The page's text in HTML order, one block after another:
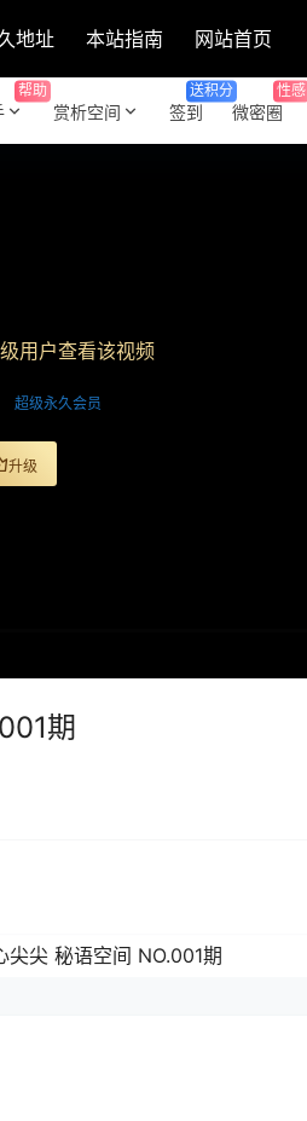
地址 本站指南 网站首页
帮助
赏析空间 签到
送积分
微密圈
性感
用户查看该视频
超级永久会员
升级
期
尖尖 秘语空间 NO.001期